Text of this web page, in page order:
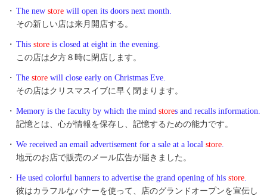
・ The new store will open its doors next month.
その新しい店は来月開店する。
・ This store is closed at eight in the evening.
この店は夕方８時に閉店します。
・ The store will close early on Christmas Eve.
その店はクリスマスイブに早く閉まります。
・ Memory is the faculty by which the mind stores and recalls information.
記憶とは、心が情報を保存し、記憶するための能力です。
・ We received an email advertisement for a sale at a local store.
地元のお店で販売のメール広告が届きました。
・ He used colorful banners to advertise the grand opening of his store.
彼はカラフルなバナーを使って、店のグランドオープンを宣伝し